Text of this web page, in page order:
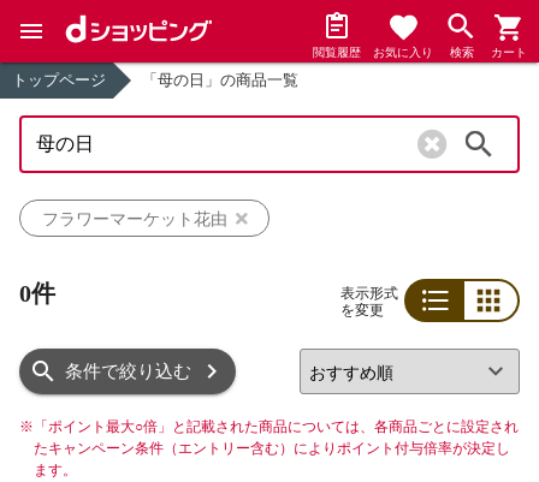
閲覧履歴 お気に入り 検索 カート
トップページ 「母の日」の商品一覧
フラワーマーケット花由
0件
表示形式
を変更
条件で絞り込む
※ 「ポイント最大○倍」と記載された商品については、各商品ごとに設定され
たキャンペーン条件（エントリー含む）によりポイント付与倍率が決定し
ます。